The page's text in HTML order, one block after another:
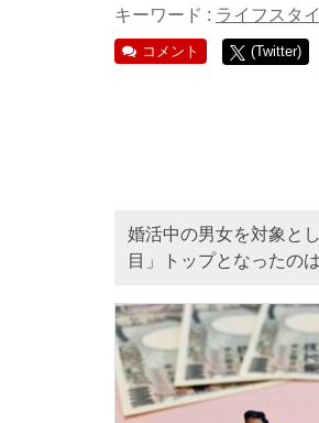
キーワード : ライフスタ
コメント (Twitter)
婚活中の男女を対象と
目」トップとなったの